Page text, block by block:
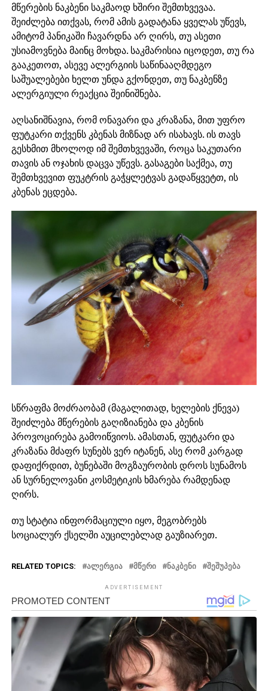
მწერების ნაკბენი საკმაოდ ხშირი შემთხვევაა.
შეიძლება ითქვას, რომ ამის გადატანა ყველას უწევს,
ამიტომ პანიკაში ჩავარდნა არ ღირს, თუ ასეთი
უსიამოვნება მაინც მოხდა. საკმარისია იცოდეთ, თუ რა
გააკეთოთ, ასევე ალერგიის საწინააღმდეგო
საშუალებები ხელთ უნდა გქონდეთ, თუ ნაკბენზე
ალერგიული რეაქცია შეინიშნება.
აღსანიშნავია, რომ ონავარი და კრაზანა, მით უფრო
ფუტკარი თქვენს კბენას მიზნად არ ისახავს. ის თავს
გესხმით მხოლოდ იმ შემთხვევაში, როცა საკუთარი
თავის ან ოჯახის დაცვა უწევს. გასაგები საქმეა, თუ
შემთხვევით ფუკტრის გაჭყლეტვას გადაწყვეტთ, ის
კბენას ეცდება.
სწრაფმა მოძრაობამ (მაგალითად, ხელების ქნევა)
შეიძლება მწერების გაღიზიანება და კბენის
პროვოცირება გამოიწვიოს. ამასთან, ფუტკარი და
კრაზანა მძაფრ სუნებს ვერ იტანენ, ასე რომ კარგად
დაფიქრდით, ბუნებაში მოგზაურობის დროს სუნამოს
ან სურნელოვანი კოსმეტიკის ხმარება რამდენად
ღირს.
თუ სტატია ინფორმაციული იყო, მეგობრებს
სოციალურ ქსელში აუცილებლად გაუზიარეთ.
RELATED TOPICS: ᲐᲚᲔᲠᲒᲘᲐ ᲛᲬᲔᲠᲘ ᲜᲐᲙᲑᲔᲜᲘ ᲨᲔᲨᲣᲞᲔᲑᲐ
ADVERTISEMENT